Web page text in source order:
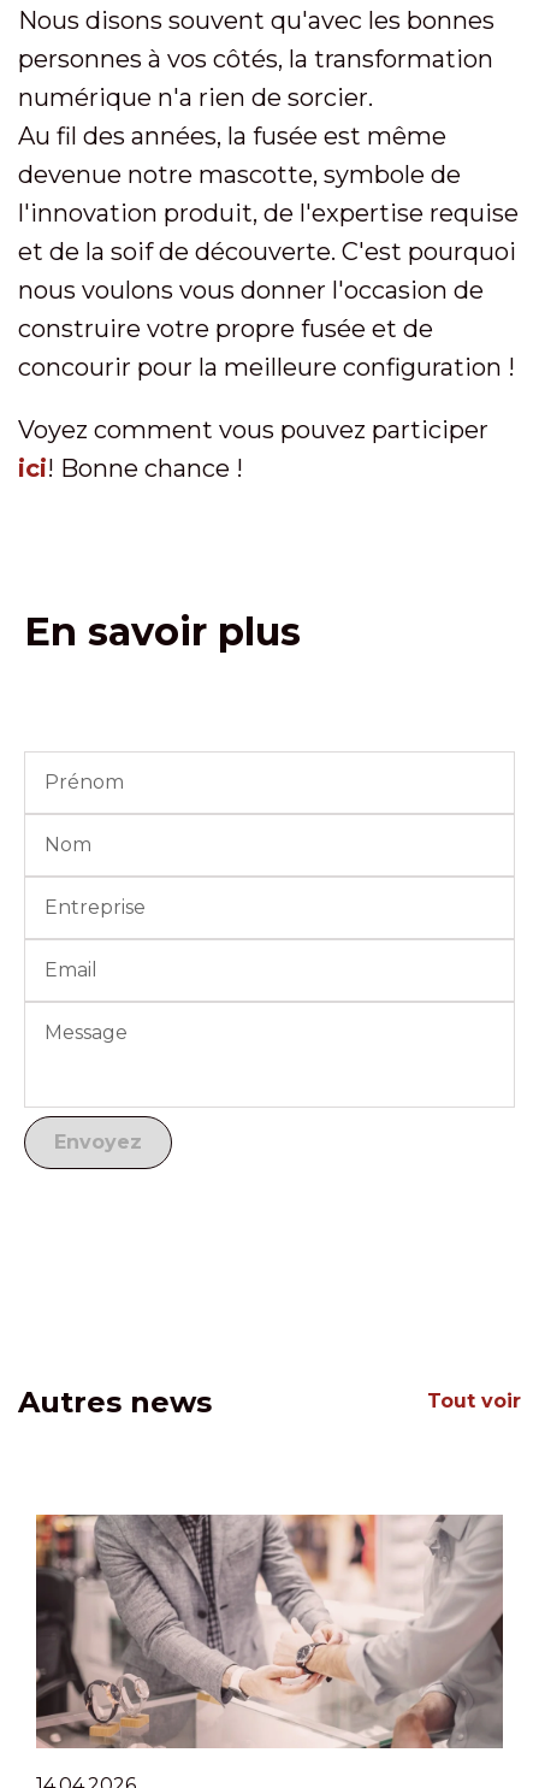
Nous disons souvent qu'avec les bonnes
personnes à vos côtés, la transformation
numérique n'a rien de sorcier.
Au fil des années, la fusée est même
devenue notre mascotte, symbole de
l'innovation produit, de l'expertise requise
et de la soif de découverte. C'est pourquoi
nous voulons vous donner l'occasion de
construire votre propre fusée et de
concourir pour la meilleure configuration !
Voyez comment vous pouvez participer
ici! Bonne chance !
En savoir plus
Autres news Tout voir